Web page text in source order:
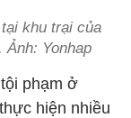
khu trại của
Ảnh: Yonhap
phạm ở
hiện nhiều